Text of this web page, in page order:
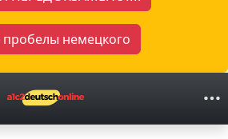
пробелы немецкого